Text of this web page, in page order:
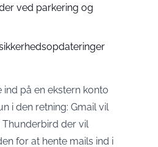
ved parkering og
på en ekstern konto
i den retning: Gmail vil
der vil
for at hente mails ind i